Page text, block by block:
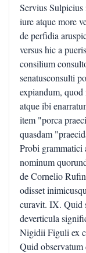
Servius
iure atque more
de perfidia
versus hic a
consilium
senatusconsulti
expiandum, quod
atque ibi
item "porca
quasdam
Probi grammatici
nominum
de Cornelio
odisset
curavit. IX. Quid
deverticula
Nigidii Figuli ex
Quid observatum